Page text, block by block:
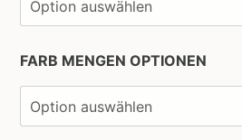
FARB MENGEN OPTIONEN